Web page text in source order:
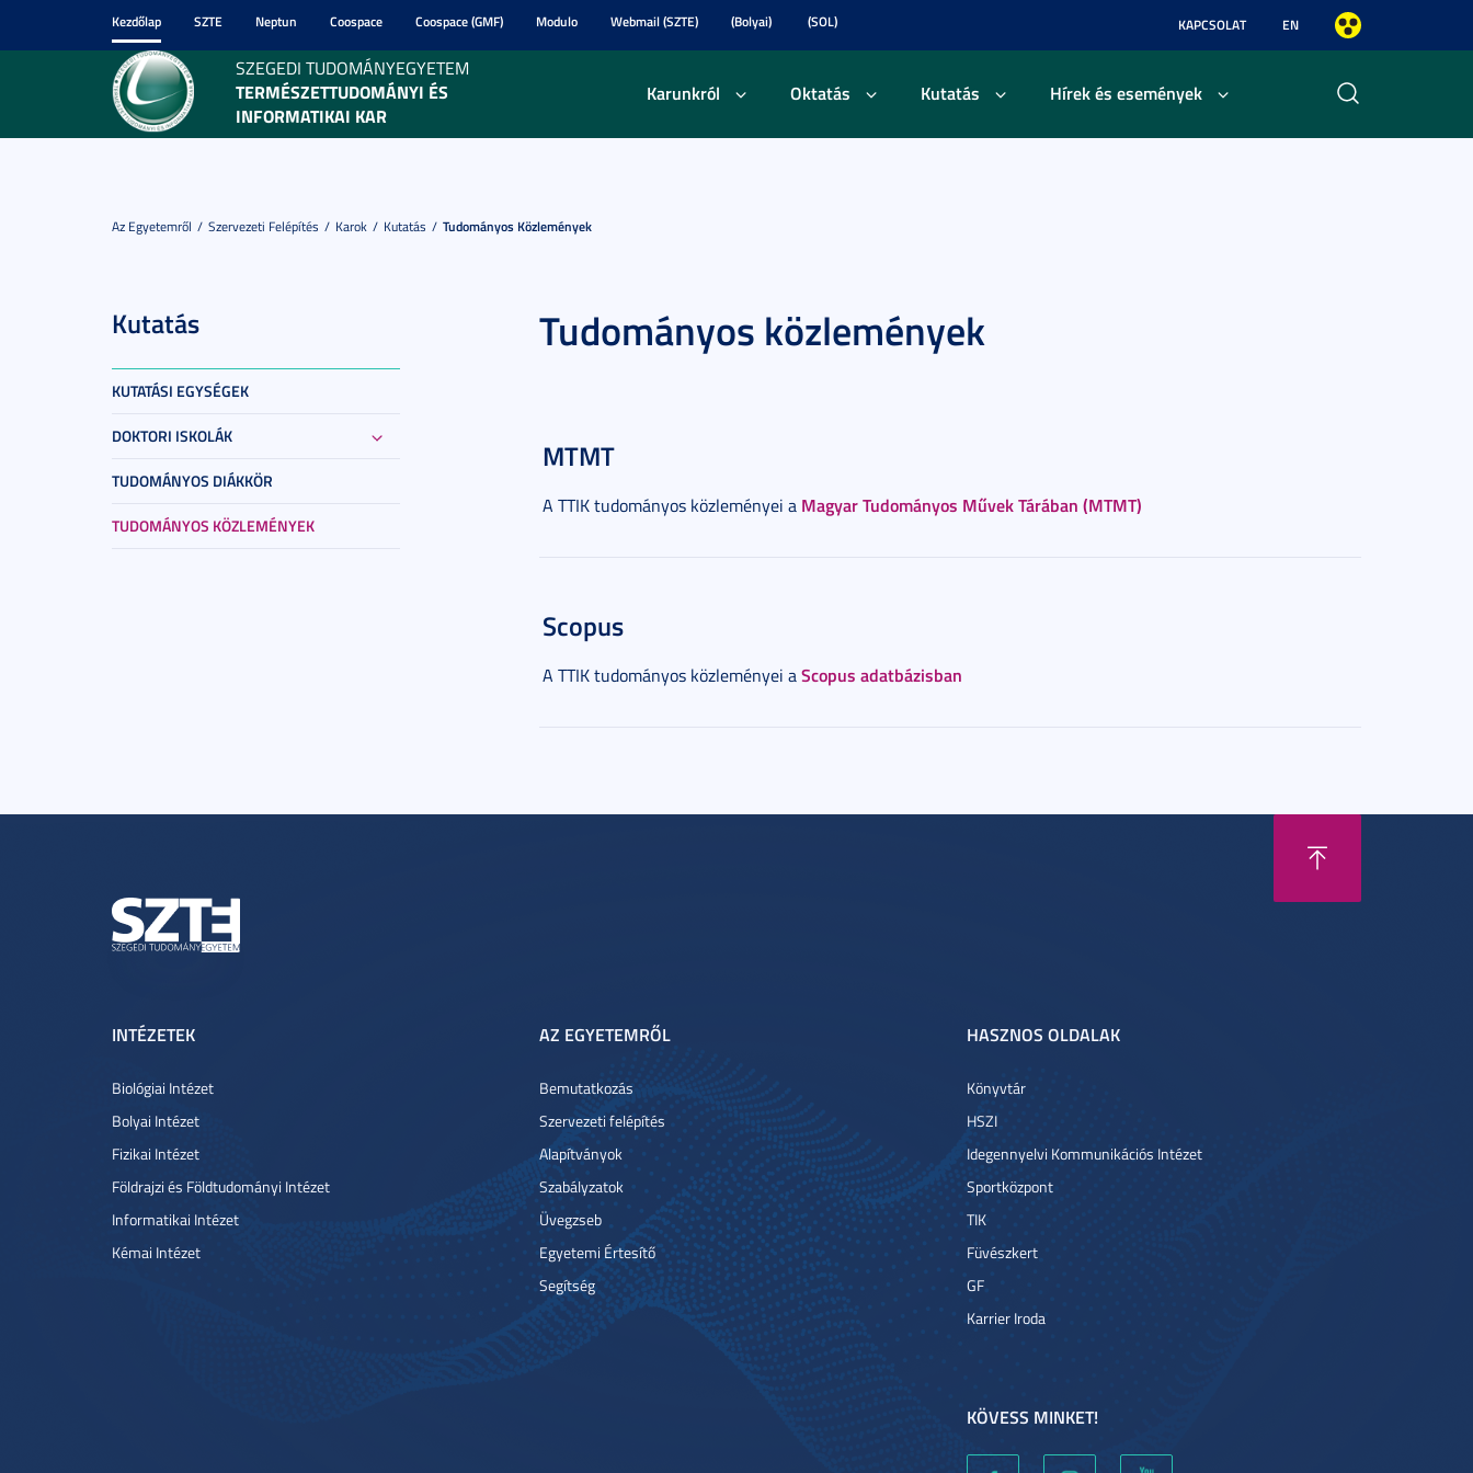
Kezdőlap SZTE Neptun Coospace Coospace (GMF) Modulo Webmail (SZTE) (Bolyai) (SOL) KAPCSOLAT EN
SZEGEDI TUDOMÁNYEGYETEM
TERMÉSZETTUDOMÁNYI ÉS
INFORMATIKAI KAR
Karunkról Oktatás Kutatás Hírek és események
Az Egyetemről Szervezeti Felépítés Karok Kutatás Tudományos Közlemények
Kutatás
KUTATÁSI EGYSÉGEK
DOKTORI ISKOLÁK
TUDOMÁNYOS DIÁKKÖR
TUDOMÁNYOS KÖZLEMÉNYEK
Tudományos közlemények
MTMT
A TTIK tudományos közleményei a Magyar Tudományos Művek Tárában (MTMT)
Scopus
A TTIK tudományos közleményei aScopus adatbázisban
INTÉZETEK
Biológiai Intézet
Bolyai Intézet
Fizikai Intézet
Földrajzi és Földtudományi Intézet
Informatikai Intézet
Kémai Intézet
AZ EGYETEMRŐL
Bemutatkozás
Szervezeti felépítés
Alapítványok
Szabályzatok
Üvegzseb
Egyetemi Értesítő
Segítség
HASZNOS OLDALAK
Könyvtár
HSZI
Idegennyelvi Kommunikációs Intézet
Sportközpont
TIK
Füvészkert
GF
Karrier Iroda
KÖVESS MINKET!